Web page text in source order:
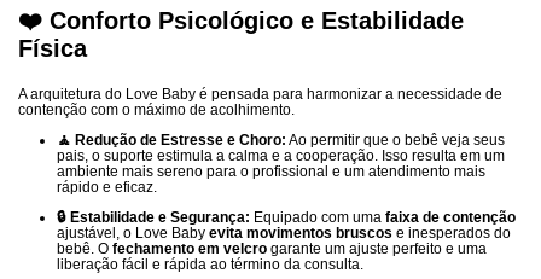
❤️ Conforto Psicológico e Estabilidade
Física
A arquitetura do Love Baby é pensada para harmonizar a necessidade de
contenção com o máximo de acolhimento.
🧘 Redução de Estresse e Choro: Ao permitir que o bebê veja seus
pais, o suporte estimula a calma e a cooperação. Isso resulta em um
ambiente mais sereno para o profissional e um atendimento mais
rápido e eficaz.
🔒 Estabilidade e Segurança: Equipado com uma faixa de contenção
ajustável, o Love Baby evita movimentos bruscos e inesperados do
bebê. O fechamento em velcro garante um ajuste perfeito e uma
liberação fácil e rápida ao término da consulta.